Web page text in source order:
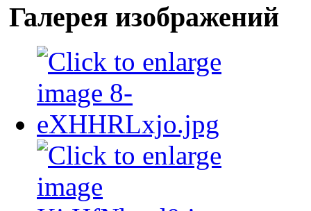
Галерея изображений